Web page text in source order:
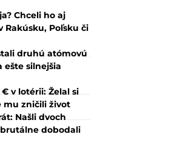
Chceli ho aj
Rakúsku, Poľsku či
druhú atómovú
ešte silnejšia
v lotérii: Želal si
mu zničili život
Našli dvoch
dobodali